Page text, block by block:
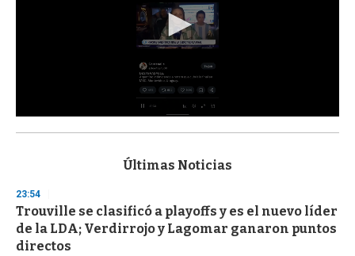
s
d
s
o
f
3
Últimas Noticias
23:54
Trouville se clasificó a playoffs y es el nuevo líder
de la LDA; Verdirrojo y Lagomar ganaron puntos
directos